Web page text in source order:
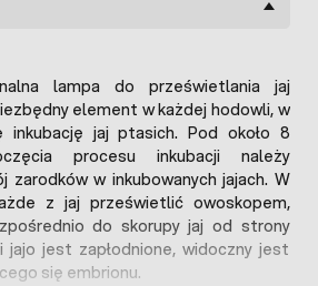
lampa do prześwietlania jaj
element w każdej hodowli, w
inkubację jaj ptasich. Pod około 8
procesu inkubacji należy
zarodków w inkubowanych jajach. W
z jaj prześwietlić owoskopem,
do skorupy jaj od strony
jest zapłodnione, widoczny jest
się embrionu.